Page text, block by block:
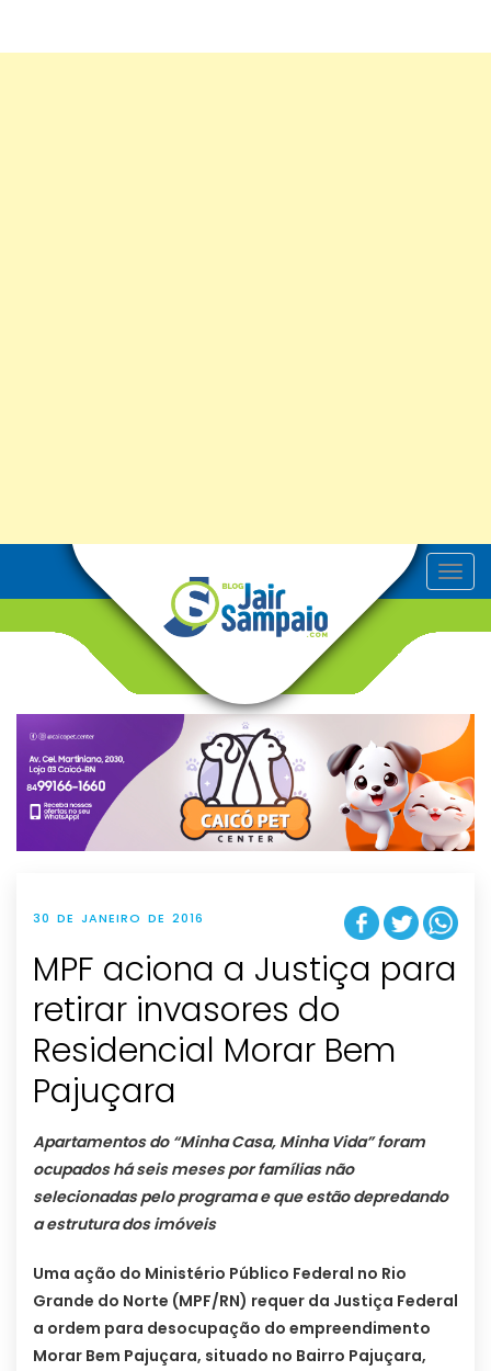
T
o
v
g
t
i
o
n
30 DE JANEIRO DE 2016
MPF aciona a Justiça para
retirar invasores do
Residencial Morar Bem
Pajuçara
Apartamentos do “Minha Casa, Minha Vida” foram
ocupados há seis meses por famílias não
selecionadas pelo programa e que estão depredando
a estrutura dos imóveis
Uma ação do Ministério Público Federal no Rio
Grande do Norte (MPF/RN) requer da Justiça Federal
a ordem para desocupação do empreendimento
Morar Bem Pajuçara, situado no Bairro Pajuçara,